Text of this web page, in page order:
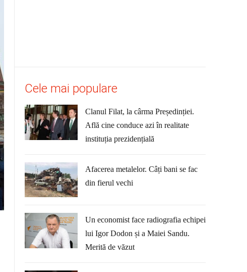
Cele mai populare
Clanul Filat, la cârma Președinției.
Află cine conduce azi în realitate
instituția prezidențială
Afacerea metalelor. Câți bani se fac
din fierul vechi
Un economist face radiografia echipei
lui Igor Dodon și a Maiei Sandu.
Merită de văzut